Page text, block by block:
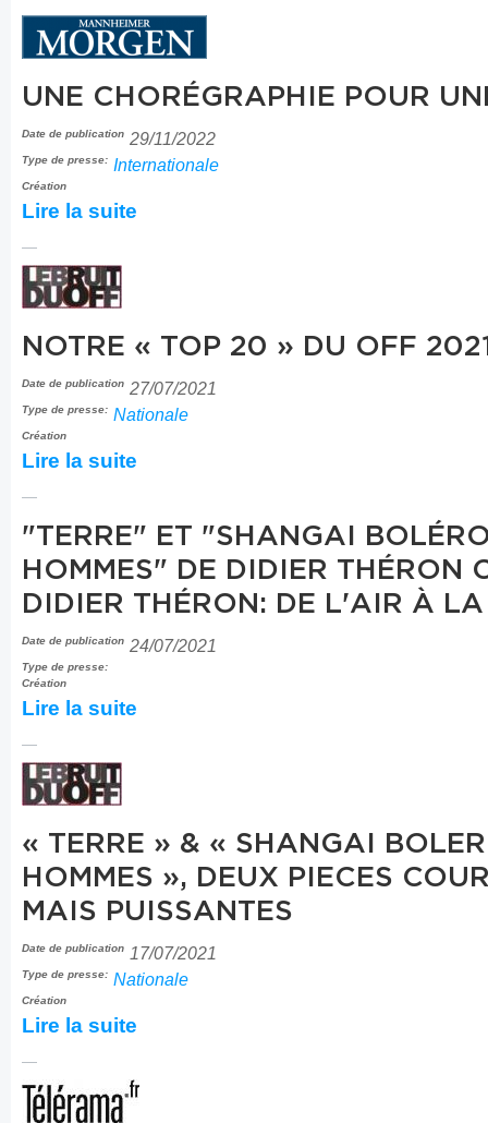
UNE CHORÉGRAPHIE POUR
Date de publication 29/11/2022
Type de presse: Internationale
Création
Lire la suite
NOTRE « TOP 20 » DU OFF
Date de publication 27/07/2021
Type de presse: Nationale
Création
Lire la suite
"TERRE" ET "SHANGAI
HOMMES" DE DIDIER THÉRON
DIDIER THÉRON: DE L'AIR À LA
Date de publication 24/07/2021
Type de presse:
Création
Lire la suite
« TERRE » & « SHANGAI
HOMMES », DEUX PIECES
MAIS PUISSANTES
Date de publication 17/07/2021
Type de presse: Nationale
Création
Lire la suite